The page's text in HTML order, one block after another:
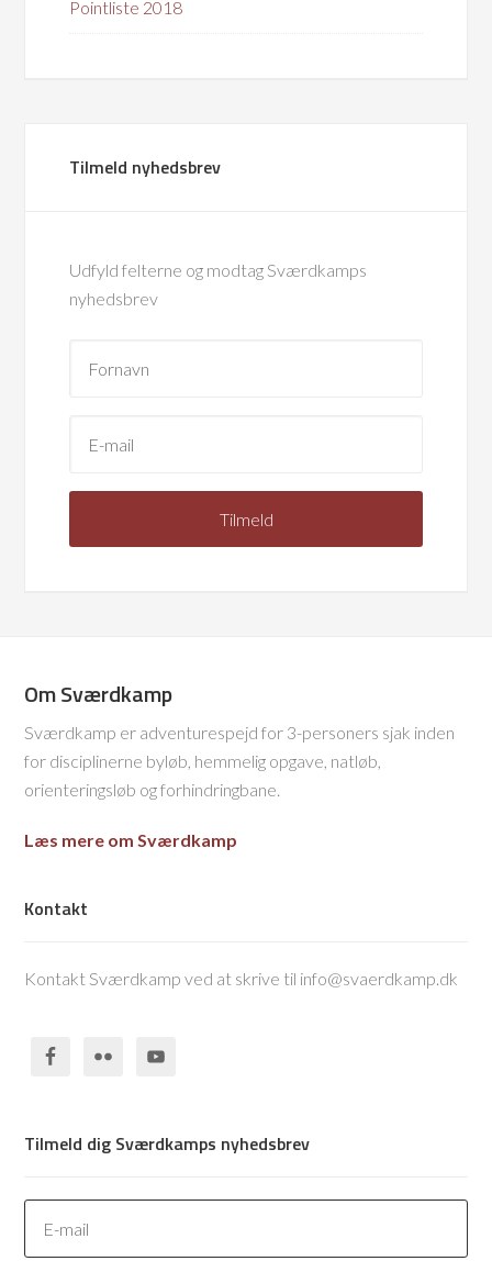
Pointliste 2018
Tilmeld nyhedsbrev
Udfyld felterne og modtag Sværdkamps
nyhedsbrev
Om Sværdkamp
Sværdkamp er adventurespejd for 3-personers sjak inden
for disciplinerne byløb, hemmelig opgave, natløb,
orienteringsløb og forhindringbane.
Læs mere om Sværdkamp
Kontakt
Kontakt Sværdkamp ved at skrive til info@svaerdkamp.dk
Tilmeld dig Sværdkamps nyhedsbrev